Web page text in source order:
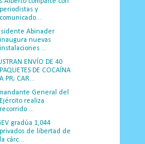
periodistas y
comunicado...
Abinader
inaugura nuevas
instalaciones ...
ENVÍO DE 40
PAQUETES DE COCAÍNA
A PR; CAR...
General del
Ejército realiza
recorrido ...
gradúa 1,044
privados de libertad de
la cárc...